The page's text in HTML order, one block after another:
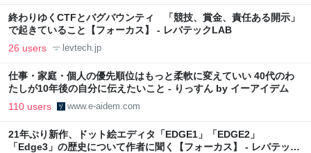
終わりゆくCTFとバグバウンティ 「競技、賞金、責任ある開示」
で起きていること【フォーカス】 - レバテックLAB
26 users levtech.jp
仕事・家庭・個人の優先順位はもっと柔軟に変えていい 40代のわ
たしが10年後の自分に伝えたいこと - りっすん by イーアイデム
110 users www.e-aidem.com
21年ぶり新作、ドット絵エディタ「EDGE1」「EDGE2」
「Edge3」の歴史について作者に聞く【フォーカス】 - レバテック